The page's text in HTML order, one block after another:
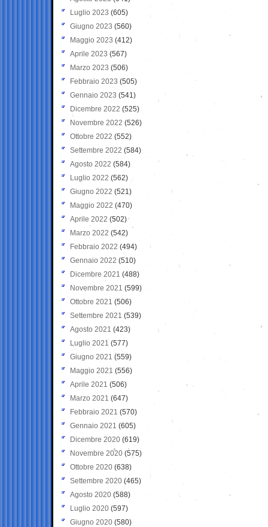
Luglio 2023 (605)
Giugno 2023 (560)
Maggio 2023 (412)
Aprile 2023 (567)
Marzo 2023 (506)
Febbraio 2023 (505)
Gennaio 2023 (541)
Dicembre 2022 (525)
Novembre 2022 (526)
Ottobre 2022 (552)
Settembre 2022 (584)
Agosto 2022 (584)
Luglio 2022 (562)
Giugno 2022 (521)
Maggio 2022 (470)
Aprile 2022 (502)
Marzo 2022 (542)
Febbraio 2022 (494)
Gennaio 2022 (510)
Dicembre 2021 (488)
Novembre 2021 (599)
Ottobre 2021 (506)
Settembre 2021 (539)
Agosto 2021 (423)
Luglio 2021 (577)
Giugno 2021(559)
Maggio 2021 (556)
Aprile 2021 (506)
Marzo 2021 (647)
Febbraio 2021 (570)
Gennaio 2021 (605)
Dicembre 2020 (619)
Novembre 2020 (575)
Ottobre 2020 (638)
Settembre 2020(465)
Agosto 2020 (588)
Luglio 2020 (597)
Giugno 2020 (580)